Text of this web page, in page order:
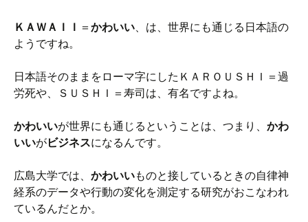
プ
ＫＡＷＡＩＩ ＝ かわいい 、は、世界にも通じる日本語の
ようですね。
日本語そのままをローマ字にしたＫＡＲＯＵＳＨＩ＝過
労死や、ＳＵＳＨＩ＝寿司は、有名ですよね。
かわいいが世界にも通じるということは、つまり、 かわ
いいがビジネスになるんです。
広島大学では、 かわいいものと接しているときの自律神
経系のデータや行動の変化を測定する研究がおこなわれ
ているんだとか。